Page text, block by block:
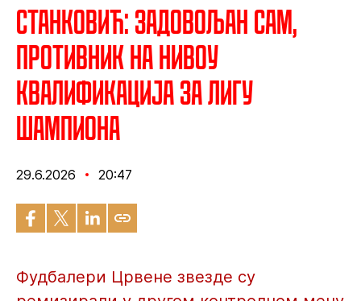
Станковић: Задовољан сам,
противник на нивоу
квалификација за Лигу
шампиона
29.6.2026 20:47
Фудбалери Црвене звезде су